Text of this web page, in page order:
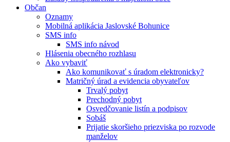
Občan
Oznamy
Mobilná aplikácia Jaslovské Bohunice
SMS info
SMS info návod
Hlásenia obecného rozhlasu
Ako vybaviť
Ako komunikovať s úradom elektronicky?
Matričný úrad a evidencia obyvateľov
Trvalý pobyt
Prechodný pobyt
Osvedčovanie listín a podpisov
Sobáš
Prijatie skoršieho priezviska po rozvode
manželov